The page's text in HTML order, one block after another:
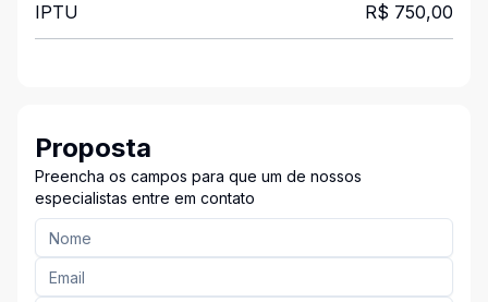
IPTU R$ 750,00
Proposta
Preencha os campos para que um de nossos
especialistas entre em contato